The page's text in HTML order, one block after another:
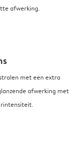
afwerking.
met een extra
afwerking met